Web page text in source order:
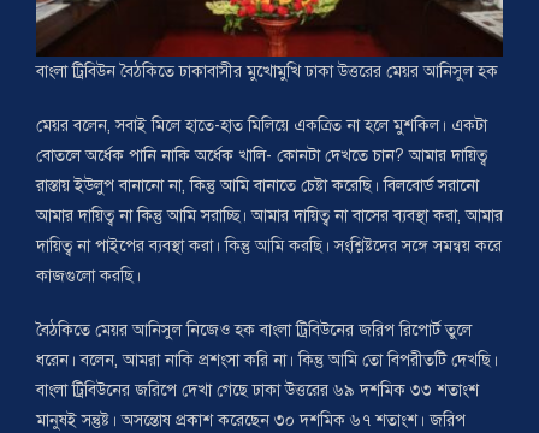
বাংলা ট্রিবিউন বৈঠকিতে ঢাকাবাসীর মুখোমুখি ঢাকা উত্তরের মেয়র আনিসুল হক
মেয়র বলেন, সবাই মিলে হাতে-হাত মিলিয়ে একত্রিত না হলে মুশকিল। একটা
বোতলে অর্ধেক পানি নাকি অর্ধেক খালি- কোনটা দেখতে চান? আমার দায়িত্ব
রাস্তায় ইউলুপ বানানো না, কিন্তু আমি বানাতে চেষ্টা করেছি। বিলবোর্ড সরানো
আমার দায়িত্ব না কিন্তু আমি সরাচ্ছি। আমার দায়িত্ব না বাসের ব্যবস্থা করা, আমার
দায়িত্ব না পাইপের ব্যবস্থা করা। কিন্তু আমি করছি। সংশ্লিষ্টদের সঙ্গে সমন্বয় করে
কাজগুলো করছি।
বৈঠকিতে মেয়র আনিসুল নিজেও হক বাংলা ট্রিবিউনের জরিপ রিপোর্ট তুলে
ধরেন। বলেন, আমরা নাকি প্রশংসা করি না। কিন্তু আমি তো বিপরীতটি দেখছি।
বাংলা ট্রিবিউনের জরিপে দেখা গেছে ঢাকা উত্তরের ৬৯ দশমিক ৩৩ শতাংশ
মানুষই সন্তুষ্ট। অসন্তোষ প্রকাশ করেছেন ৩০ দশমিক ৬৭ শতাংশ। জরিপ